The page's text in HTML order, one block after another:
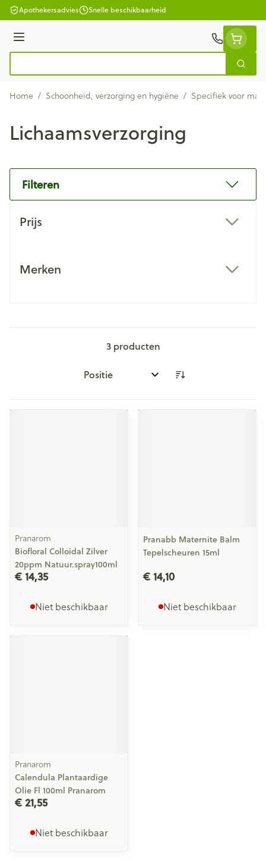
Ga naar de inhoud
Apothekersadvies Snelle beschikbaarheid
Menu
Zoek
Home / Schoonheid, verzorging en hygiëne / Specifiek voor
Lichaamsverzorging
Filteren
Prijs
Merken
3producten
Sorteer op:
Pranarom
Biofloral Colloidal Zilver
20ppm Natuur.spray100ml
€ 14,35
Niet beschikbaar
Pranabb Maternite Balm
Tepelscheuren 15ml
€ 14,10
Niet beschikbaar
Pranarom
Calendula Plantaardige
Olie Fl 100ml Pranarom
€ 21,55
Niet beschikbaar